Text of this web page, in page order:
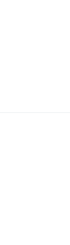
노순애를 하
막으로 해줄 수
에 왔다가 자
리해주는 것이
지도 못하는 글
표현을 해본다.
력과 재주는 인
는 사람, 하얀
는 사람이 노란
것 아닌가? 세
아가는 공동체
작해서 내 이야